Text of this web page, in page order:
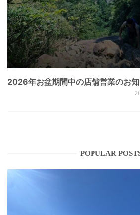
2026年お盆期間中の店舗営業のお
POPULAR